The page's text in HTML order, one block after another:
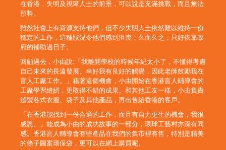
在香港，失明及視障人士的前景，可以說是充滿挑戰，而且無法
預料。
雖然社會上有資源支持他們，但不少失明人士依然難以維持一份
穩定的工作，這種狀況令他們感到沮喪，久而久之，只好依靠政
府的補助過日子。
回顧過去，小由說:「我離開學校的時候年紀太小了，不懂得考慮
自己未來的長遠發展。幸好我有良好的觸覺，因此老師鼓勵我在
盲人工廠工作。」藉著這個機會，小由開始在香港盲人輔導會的
工廠學習縫紉，更取得不錯的成果。和其他工友一樣，小由負責
縫製各式衣服、袋子及其他產品，再出售給香港的客戶。
「在香港能找到一份合適的工作，而且有自力更生的機會，我很
感恩。」能成為小由的成功故事的一部分，環球工藝村亦深有同
感。香港盲人輔導會有些產品在我們的集市裡有售，特別是精美
的條子圖案環保袋，更可以在網上購買呢。